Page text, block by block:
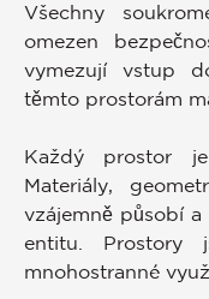
Všechny
omezen
vymezují vstup
těmto prostorám
Každý prostor je
Materiály,
vzájemně působí
entitu. Prostory
mnohostranné